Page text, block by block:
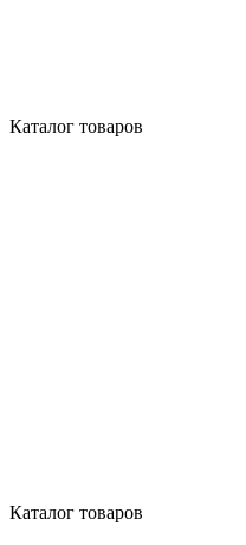
Каталог товаров
Каталог товаров